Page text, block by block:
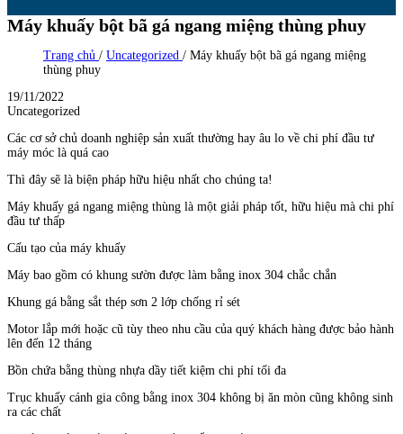
Máy khuấy bột bã gá ngang miệng thùng phuy
Trang chủ / Uncategorized / Máy khuấy bột bã gá ngang miệng
thùng phuy
19/11/2022
Uncategorized
Các cơ sở chủ doanh nghiệp sản xuất thường hay âu lo về chi phí đầu tư
máy móc là quá cao
Thì đây sẽ là biện pháp hữu hiệu nhất cho chúng ta!
Máy khuấy gá ngang miệng thùng là một giải pháp tốt, hữu hiệu mà chi phí
đầu tư thấp
Cấu tạo của máy khuấy
Máy bao gồm có khung sườn được làm bằng inox 304 chắc chắn
Khung gá bằng sắt thép sơn 2 lớp chống rỉ sét
Motor lắp mới hoặc cũ tùy theo nhu cầu của quý khách hàng được bảo hành
lên đến 12 tháng
Bồn chứa bằng thùng nhựa dầy tiết kiệm chi phí tối đa
Trục khuấy cánh gia công bằng inox 304 không bị ăn mòn cũng không sinh
ra các chất